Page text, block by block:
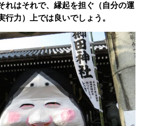
れはそれで、縁起を担ぐ（自分の運
行力）上では良いでしょう。